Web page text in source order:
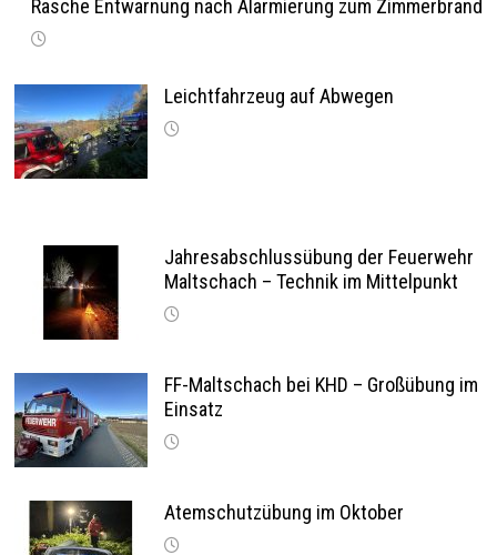
Rasche Entwarnung nach Alarmierung zum Zimmerbrand
Leichtfahrzeug auf Abwegen
Jahresabschlussübung der Feuerwehr
Maltschach – Technik im Mittelpunkt
FF-Maltschach bei KHD – Großübung im
Einsatz
Atemschutzübung im Oktober